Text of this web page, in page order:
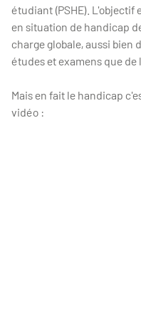
étudiant (PSHE).
en situation de handicap
charge globale, aussi bien
études et examens que de
Mais en fait le handicap
vidéo :